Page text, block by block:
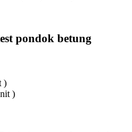
pondok betung
)
)